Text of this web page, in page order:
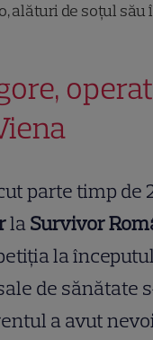
alături de soțul
parte timp de
laSurvivor
la
de sănătate
a avut